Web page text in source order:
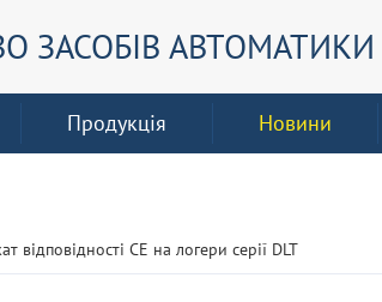
ЗАСОБІВ АВТОМАТИКИ
Продукція Новини
CE на логери серії DLT